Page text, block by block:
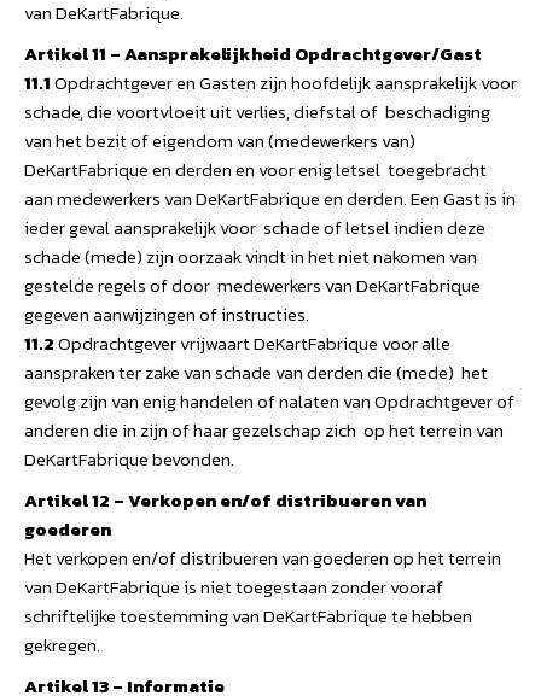
van DeKartFabrique.
Artikel 11 – Aansprakelijkheid Opdrachtgever/Gast
11.1Opdrachtgever en Gasten zijn hoofdelijk aansprakelijk voor
schade, die voortvloeit uit verlies, diefstal of beschadiging
van het bezit of eigendom van (medewerkers van)
DeKartFabrique en derden en voor enig letsel toegebracht
aan medewerkers van DeKartFabrique en derden. Een Gast is in
ieder geval aansprakelijk voor schade of letsel indien deze
schade (mede) zijn oorzaak vindt in het niet nakomen van
gestelde regels of door medewerkers van DeKartFabrique
gegeven aanwijzingen of instructies.
11.2Opdrachtgever vrijwaart DeKartFabrique voor alle
aanspraken ter zake van schade van derden die (mede) het
gevolg zijn van enig handelen of nalaten van Opdrachtgever of
anderen die in zijn of haar gezelschap zich op het terrein van
DeKartFabrique bevonden.
Artikel 12 – Verkopen en/of distribueren van
goederen
Het verkopen en/of distribueren van goederen op het terrein
van DeKartFabrique is niet toegestaan zonder vooraf
schriftelijke toestemming van DeKartFabrique te hebben
gekregen.
Artikel 13 – Informatie